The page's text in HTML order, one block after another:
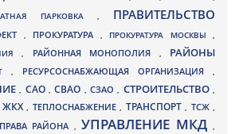
ПАРКОВКА , ПРАВИТЕЛЬСТВО
, ПРОКУРАТУРА , ПРОКУРАТУРА МОСКВЫ ,
, РАЙОННАЯ МОНОПОЛИЯ , РАЙОНЫ
, РЕСУРСОСНАБЖАЮЩАЯ ОРГАНИЗАЦИЯ ,
, САО,СВАО ,СЗАО, СТРОИТЕЛЬСТВО,
ЖКХ , ТЕПЛОСНАБЖЕНИЕ , ТРАНСПОРТ , ТСЖ ,
РАЙОНА , УПРАВЛЕНИЕ МКД ,